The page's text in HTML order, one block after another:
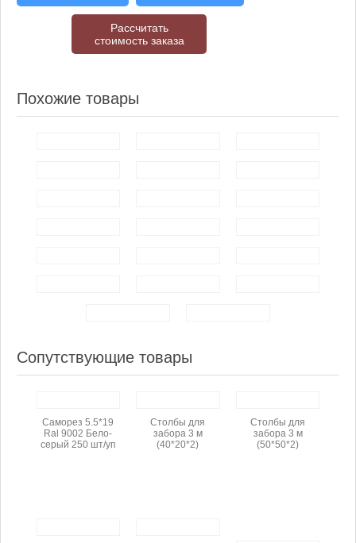
Рассчитать
стоимость заказа
Похожие товары
Сопутствующие товары
Саморез 5.5*19
Ral 9002 Бело-
серый 250 шт/уп
Столбы для
забора 3 м
(40*20*2)
Столбы для
забора 3 м
(50*50*2)